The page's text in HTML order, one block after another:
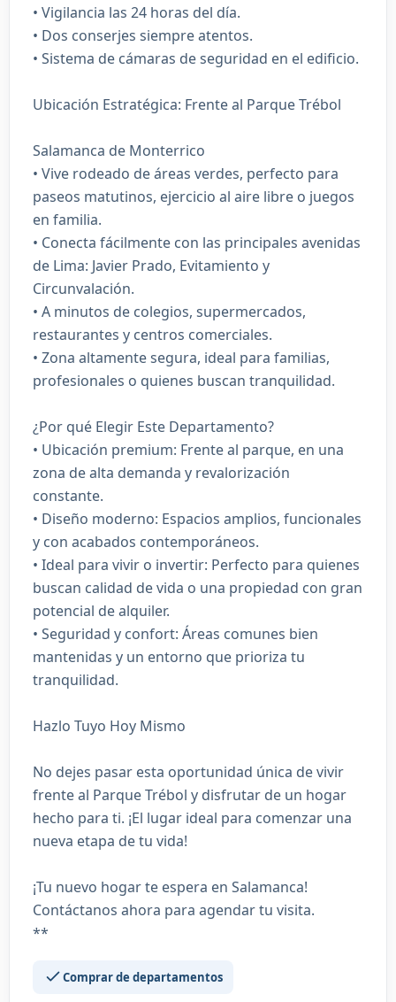
• Vigilancia las 24 horas del día.
• Dos conserjes siempre atentos.
• Sistema de cámaras de seguridad en el edificio.
Ubicación Estratégica: Frente al Parque Trébol
Salamanca de Monterrico
• Vive rodeado de áreas verdes, perfecto para
paseos matutinos, ejercicio al aire libre o juegos
en familia.
• Conecta fácilmente con las principales avenidas
de Lima: Javier Prado, Evitamiento y
Circunvalación.
• A minutos de colegios, supermercados,
restaurantes y centros comerciales.
• Zona altamente segura, ideal para familias,
profesionales o quienes buscan tranquilidad.
¿Por qué Elegir Este Departamento?
• Ubicación premium: Frente al parque, en una
zona de alta demanda y revalorización
constante.
• Diseño moderno: Espacios amplios, funcionales
y con acabados contemporáneos.
• Ideal para vivir o invertir: Perfecto para quienes
buscan calidad de vida o una propiedad con gran
potencial de alquiler.
• Seguridad y confort: Áreas comunes bien
mantenidas y un entorno que prioriza tu
tranquilidad.
Hazlo Tuyo Hoy Mismo
No dejes pasar esta oportunidad única de vivir
frente al Parque Trébol y disfrutar de un hogar
hecho para ti. ¡El lugar ideal para comenzar una
nueva etapa de tu vida!
¡Tu nuevo hogar te espera en Salamanca!
Contáctanos ahora para agendar tu visita.
**
Comprar de departamentos